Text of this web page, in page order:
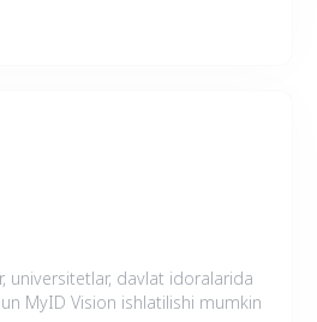
universitetlar, davlat idoralarida
MyID Vision ishlatilishi mumkin